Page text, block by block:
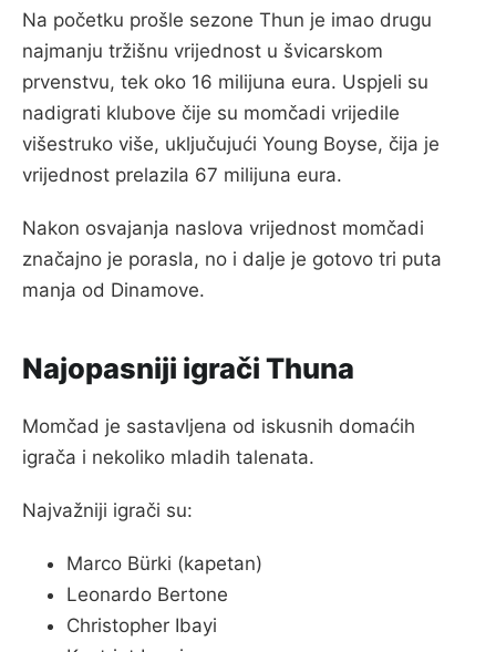
Na početku prošle sezone Thun je imao drugu
najmanju tržišnu vrijednost u švicarskom
prvenstvu, tek oko 16 milijuna eura. Uspjeli su
nadigrati klubove čije su momčadi vrijedile
višestruko više, uključujući Young Boyse, čija je
vrijednost prelazila 67 milijuna eura.
Nakon osvajanja naslova vrijednost momčadi
značajno je porasla, no i dalje je gotovo tri puta
manja od Dinamove.
Najopasniji igrači Thuna
Momčad je sastavljena od iskusnih domaćih
igrača i nekoliko mladih talenata.
Najvažniji igrači su:
Marco Bürki (kapetan)
Leonardo Bertone
Christopher Ibayi